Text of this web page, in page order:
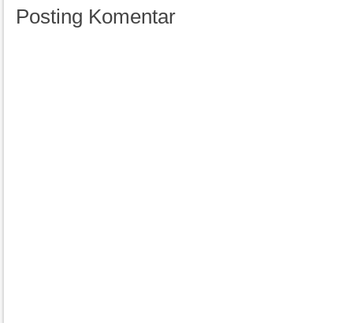
Posting Komentar